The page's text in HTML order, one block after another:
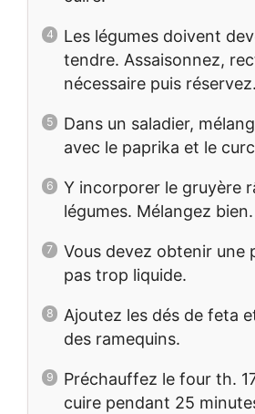
Les légumes doivent
tendre. Assaisonnez,
nécessaire puis réservez.
Dans un saladier,
avec le paprika et le
Y incorporer le gruyère
légumes. Mélangez bien.
Vous devez obtenir une
pas trop liquide.
Ajoutez les dés de feta
des ramequins.
Préchauffez le four th.
cuire pendant 25